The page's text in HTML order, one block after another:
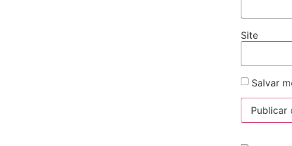
Site
Salvar